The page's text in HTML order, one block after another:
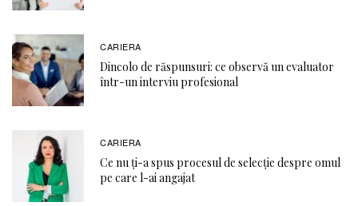
CARIERA
Dincolo de răspunsuri: ce observă un evaluator
într-un interviu profesional
CARIERA
Ce nu ți-a spus procesul de selecție despre omul
pe care l-ai angajat